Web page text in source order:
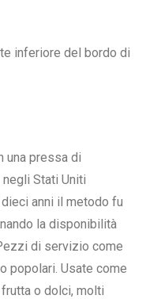
inferiore del bordo di
una pressa di
Stati Uniti
anni il metodo fu
la disponibilità
di servizio come
popolari. Usate come
o dolci, molti